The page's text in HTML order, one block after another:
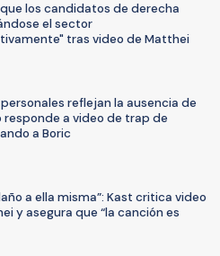
los candidatos de derecha
el sector
tras video de Matthei
reflejan la ausencia de
responde a video de trap de
a Boric
a ella misma”: Kast critica video
y asegura que “la canción es